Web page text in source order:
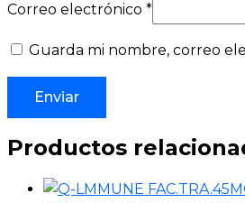
Correo electrónico *
Guarda mi nombre, correo
Productos